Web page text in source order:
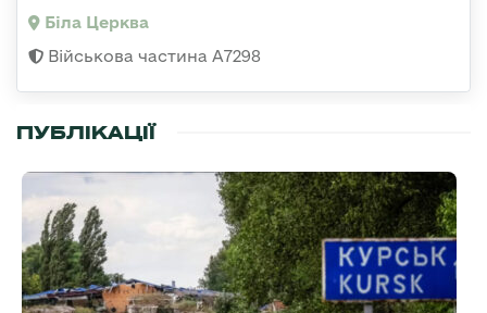
Біла Церква
Військова частина А7298
ПУБЛІКАЦІЇ